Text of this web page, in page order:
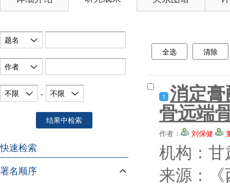
题名
作者
不限 - 不限
结果中检索
快速检索
署名顺序
全选 清除
1 消定
骨远端
作者： 刘保健
机构：
来源：